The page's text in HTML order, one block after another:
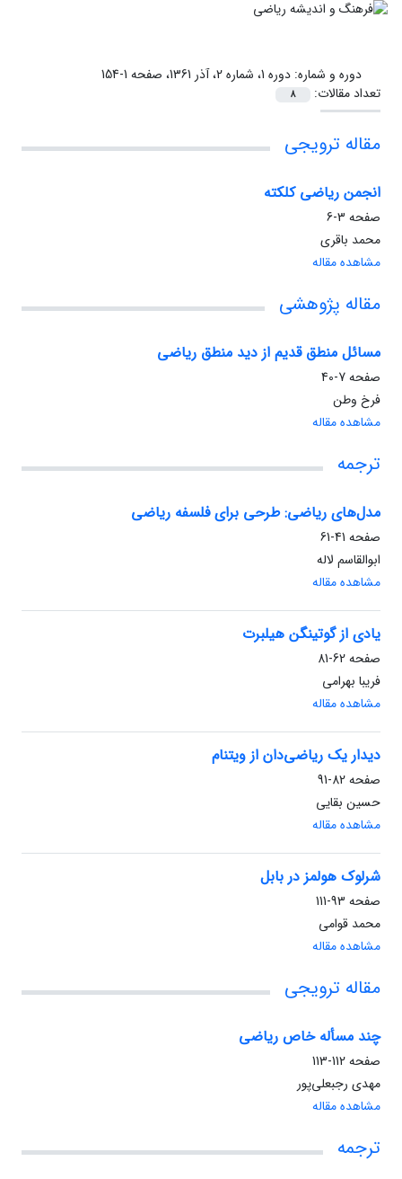
دوره و شماره:دوره 1، شماره 2، آذر 1361، صفحه 1-154
تعداد مقالات:
8
مقاله ترویجی
انجمن ریاضی کلکته
صفحه 3-6
محمد باقری
مشاهده مقاله
مقاله پژوهشی
مسائل منطق قدیم از دید منطق ریاضی
صفحه7-40
فرخ وطن
مشاهده مقاله
ترجمه
مدل‌های ریاضی: طرحی برای فلسفه ریاضی
صفحه 41-61
ابوالقاسم لاله
مشاهده مقاله
یادی از گوتینگن هیلبرت
صفحه62-81
فریبا بهرامی
مشاهده مقاله
دیدار یک ریاضی‌دان از ویتنام
صفحه82-91
حسین بقایی
مشاهده مقاله
شرلوک هولمز در بابل
صفحه 93-111
محمد قوامی
مشاهده مقاله
مقاله ترویجی
چند مسأله خاص ریاضی
صفحه112-113
مهدی رجبعلی‌پور
مشاهده مقاله
ترجمه